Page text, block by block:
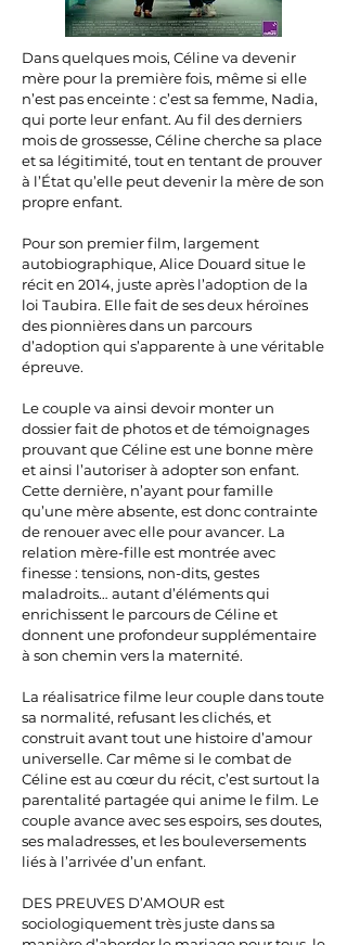
Dans quelques mois, Céline va devenir
mère pour la première fois, même si elle
n’est pas enceinte : c’est sa femme, Nadia,
qui porte leur enfant. Au fil des derniers
mois de grossesse, Céline cherche sa place
et sa légitimité, tout en tentant de prouver
à l’État qu’elle peut devenir la mère de son
propre enfant.
Pour son premier film, largement
autobiographique, Alice Douard situe le
récit en 2014, juste après l’adoption de la
loi Taubira. Elle fait de ses deux héroïnes
des pionnières dans un parcours
d’adoption qui s’apparente à une véritable
épreuve.
Le couple va ainsi devoir monter un
dossier fait de photos et de témoignages
prouvant que Céline est une bonne mère
et ainsi l’autoriser à adopter son enfant.
Cette dernière, n’ayant pour famille
qu’une mère absente, est donc contrainte
de renouer avec elle pour avancer. La
relation mère-fille est montrée avec
finesse : tensions, non-dits, gestes
maladroits… autant d’éléments qui
enrichissent le parcours de Céline et
donnent une profondeur supplémentaire
à son chemin vers la maternité.
La réalisatrice filme leur couple dans toute
sa normalité, refusant les clichés, et
construit avant tout une histoire d’amour
universelle. Car même si le combat de
Céline est au cœur du récit, c’est surtout la
parentalité partagée qui anime le film. Le
couple avance avec ses espoirs, ses doutes,
ses maladresses, et les bouleversements
liés à l’arrivée d’un enfant.
DES PREUVES D’AMOUR est
sociologiquement très juste dans sa